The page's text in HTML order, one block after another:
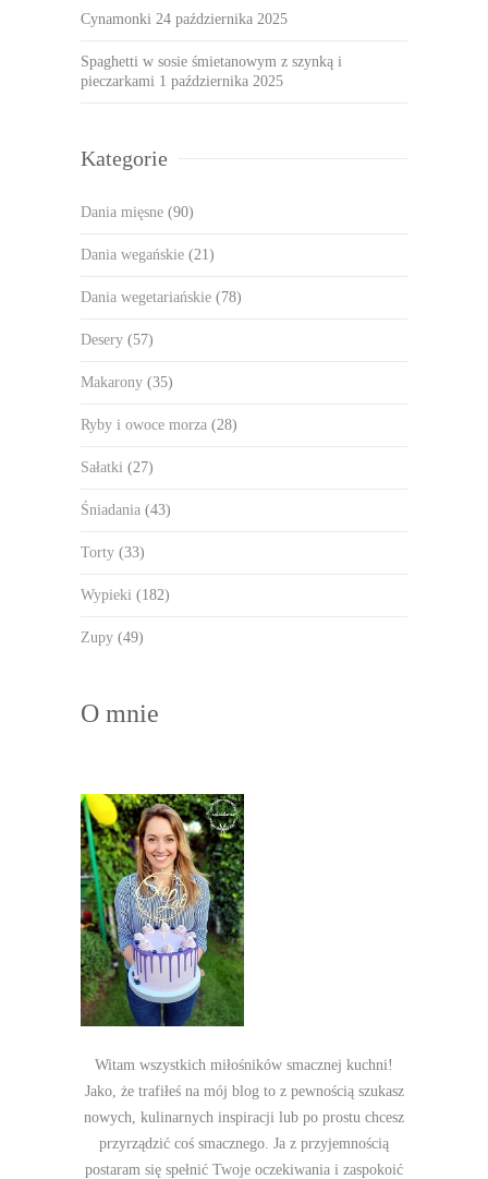
Cynamonki 24 października 2025
Spaghetti w sosie śmietanowym z szynką i
pieczarkami 1 października 2025
Kategorie
Dania mięsne (90)
Dania wegańskie (21)
Dania wegetariańskie (78)
Desery (57)
Makarony (35)
Ryby i owoce morza (28)
Sałatki (27)
Śniadania (43)
Torty (33)
Wypieki (182)
Zupy (49)
O mnie
Witam wszystkich miłośników smacznej kuchni!
Jako, że trafiłeś na mój blog to z pewnością szukasz
nowych, kulinarnych inspiracji lub po prostu chcesz
przyrządzić coś smacznego. Ja z przyjemnością
postaram się spełnić Twoje oczekiwania i zaspokoić